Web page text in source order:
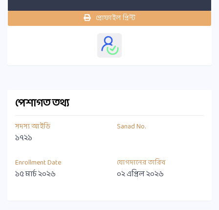
প্রোফাইল প্রিন্ট
পেশাগত তথ্য
সদস্য আইডি
১৭২১
Sanad No.
Enrollment Date
১৫ মার্চ ২০২৬
যোগদানের তারিখ
০২ এপ্রিল ২০২৬